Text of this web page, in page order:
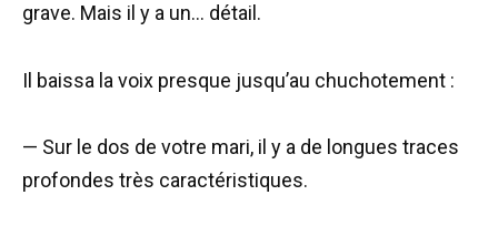
grave. Mais il y a un… détail.
Il baissa la voix presque jusqu’au chuchotement :
— Sur le dos de votre mari, il y a de longues traces
profondes très caractéristiques.